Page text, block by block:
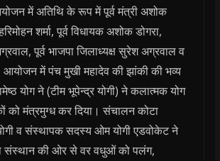
में अतिथि के रूप में पूर्व मंत्री अशोक
शर्मा, पूर्व विधायक अशोक डोगरा,
पूर्व भाजपा जिलाध्यक्ष सुरेश अग्रवाल व
में पंच मुखी महादेव की झांकी की भव्य
योग ने (टीम भूपेन्द्र योगी) ने कलात्मक योग
को मंत्रमुग्ध कर दिया। संचालन कोटा
व संस्थापक सदस्य ओम योगी एडवोकेट ने
संस्थान की ओर से वर वधुओं को पलंग,